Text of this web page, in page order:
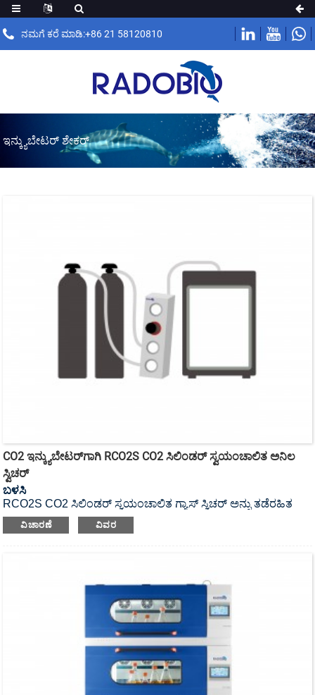
ನಮಗೆ ಕರೆ ಮಾಡಿ:+86 21 58120810
ಇನ್ಕ್ಯುಬೇಟರ್ ಶೇಕರ್
CO2 ಇನ್ಕ್ಯುಬೇಟರ್‌ಗಾಗಿ RCO2S CO2 ಸಿಲಿಂಡರ್ ಸ್ವಯಂಚಾಲಿತ ಅನಿಲ
ಸ್ವಿಚರ್
ಬಳಸಿ
RCO2S CO2 ಸಿಲಿಂಡರ್ ಸ್ವಯಂಚಾಲಿತ ಗ್ಯಾಸ್ ಸ್ವಿಚರ್ ಅನ್ನು ತಡೆರಹಿತ
ಗ್ಯಾಸ್ ಪೂರೈಕೆಯನ್ನು ಒದಗಿಸುವ ಅವಶ್ಯಕತೆಗಳಿಗಾಗಿ ವಿನ್ಯಾಸಗೊಳಿಸಲಾಗಿದೆ.
ವಿಚಾರಣೆ ವಿವರ